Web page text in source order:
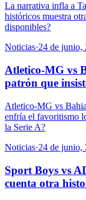
La narrativa infla a
históricos muestra
disponibles?
Noticias·24 de junio,
Atletico-MG vs
patrón que
Atletico-MG vs
enfría el favoritismo
la Serie A?
Noticias·24 de junio,
Sport Boys vs
cuenta otra